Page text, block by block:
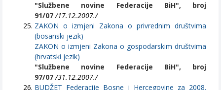
"Službene novine Federacije BiH", broj
91/07 /17.12.2007./
ZAKON o izmjeni Zakona o privrednim društvima
(bosanski jezik)
ZAKON o izmjeni Zakona o gospodarskim društvima
(hrvatski jezik)
"Službene novine Federacije BiH", broj
97/07/31.12.2007./
BUDŽET Federacije Bosne i Hercegovine za 2008.